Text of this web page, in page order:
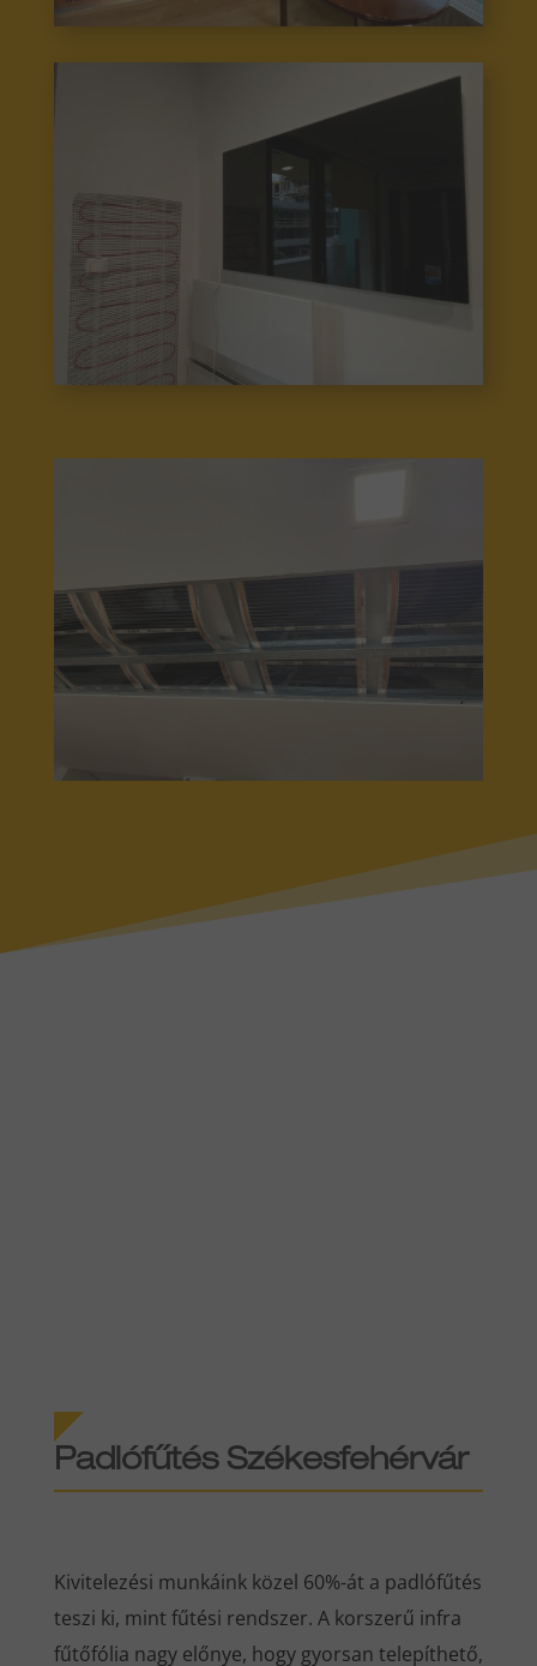
Padlófűtés Székesfehérvár
Kivitelezési munkáink közel 60%-át a padlófűtés
teszi ki, mint fűtési rendszer. A korszerű infra
fűtőfólia nagy előnye, hogy gyorsan telepíthető,